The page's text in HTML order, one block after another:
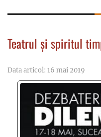
Teatrul şi spiritul
Data articol: 16 mai 2019